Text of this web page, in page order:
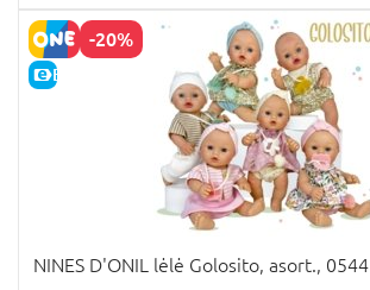
-20%
E-KAINA
NINES D'ONIL lėlė Golosito, asort., 0544